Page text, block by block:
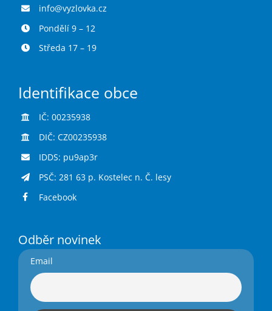
info@vyzlovka.cz
Pondělí 9 – 12
Středa 17 – 19
Identifikace obce
IČ: 00235938
DIČ: CZ00235938
IDDS: pu9ap3r
PSČ: 281 63 p. Kostelec n. Č. lesy
Facebook
Odběr novinek
Email